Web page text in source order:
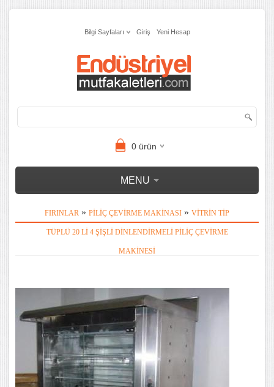
Bilgi Sayfaları Giriş Yeni Hesap
0ürün
MENU
FIRINLAR » PILIÇ ÇEVIRME MAKINASI » VITRIN TIP
TÜPLÜ 20 LI 4 ŞIŞLI DINLENDIRMELI PILIÇ ÇEVIRME
MAKINESI